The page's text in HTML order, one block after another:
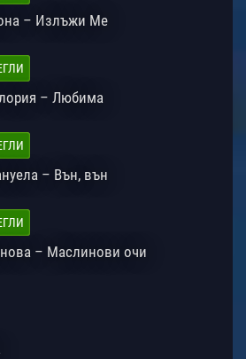
– Излъжи Ме
– Любима
– Вън, вън
– Маслинови очи